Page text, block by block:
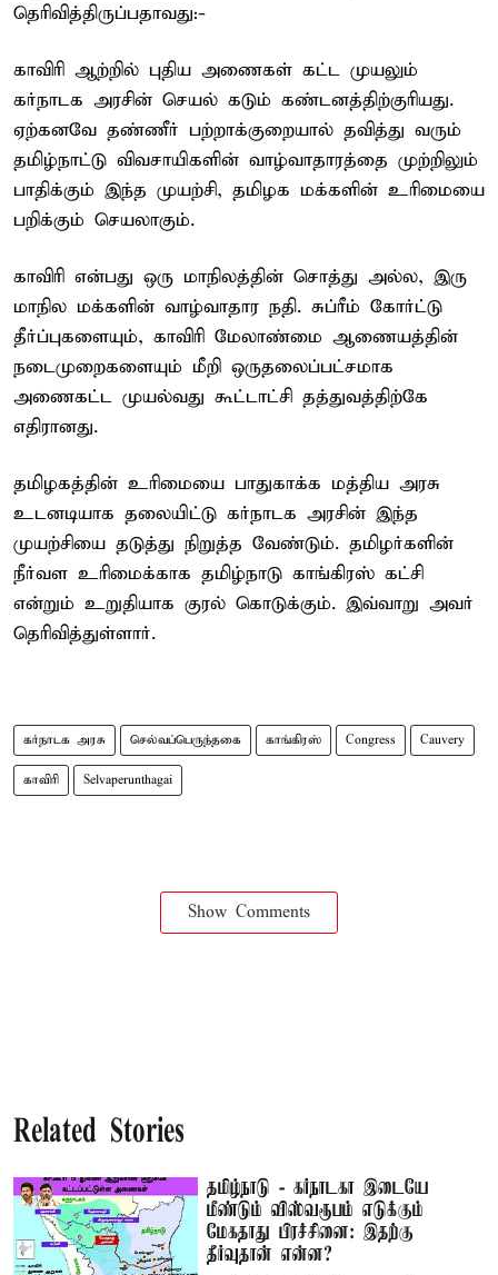
தெரிவித்திருப்பதாவது:-
காவிரி ஆற்றில் புதிய அணைகள் கட்ட முயலும்
கர்நாடக அரசின் செயல் கடும் கண்டனத்திற்குரியது.
ஏற்கனவே தண்ணீர் பற்றாக்குறையால் தவித்து வரும்
தமிழ்நாட்டு விவசாயிகளின் வாழ்வாதாரத்தை முற்றிலும்
பாதிக்கும் இந்த முயற்சி, தமிழக மக்களின் உரிமையை
பறிக்கும் செயலாகும்.
காவிரி என்பது ஒரு மாநிலத்தின் சொத்து அல்ல, இரு
மாநில மக்களின் வாழ்வாதார நதி. சுப்ரீம் கோர்ட்டு
தீர்ப்புகளையும், காவிரி மேலாண்மை ஆணையத்தின்
நடைமுறைகளையும் மீறி ஒருதலைப்பட்சமாக
அணைகட்ட முயல்வது கூட்டாட்சி தத்துவத்திற்கே
எதிரானது.
தமிழகத்தின் உரிமையை பாதுகாக்க மத்திய அரசு
உடனடியாக தலையிட்டு கர்நாடக அரசின் இந்த
முயற்சியை தடுத்து நிறுத்த வேண்டும். தமிழர்களின்
நீர்வள உரிமைக்காக தமிழ்நாடு காங்கிரஸ் கட்சி
என்றும் உறுதியாக குரல் கொடுக்கும். இவ்வாறு அவர்
தெரிவித்துள்ளார்.
கர்நாடக அரசு செல்வப்பெருந்தகை காங்கிரஸ் Congress Cauvery
காவிரி Selvaperunthagai
Show Comments
Related Stories
தமிழ்நாடு - கர்நாடகா இடையே
மீண்டும் விஸ்வரூபம் எடுக்கும்
மேகதாது பிரச்சினை: இதற்கு
தீர்வுதான் என்ன?